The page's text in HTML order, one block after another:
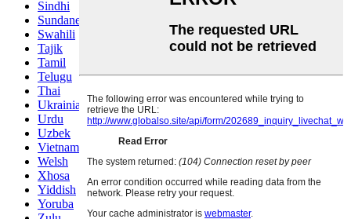
Sindhi
Sundanese
Swahili
Tajik
Tamil
Telugu
Thai
Ukrainian
Urdu
Uzbek
Vietnamese
Welsh
Xhosa
Yiddish
Yoruba